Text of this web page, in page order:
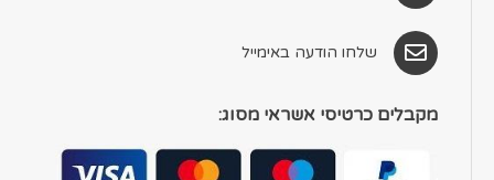
שלחו הודעה באימייל
מקבלים כרטיסי אשראי מסוג: